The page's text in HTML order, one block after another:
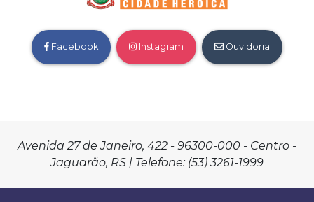
Facebook Instagram Ouvidoria
Avenida 27 de Janeiro, 422 - 96300-000 - Centro -
Jaguarão, RS | Telefone: (53) 3261-1999